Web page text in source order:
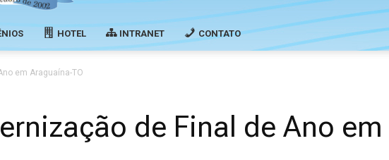
HOTEL INTRANET CONTATO
em Araguaína-TO
de Final de Ano em